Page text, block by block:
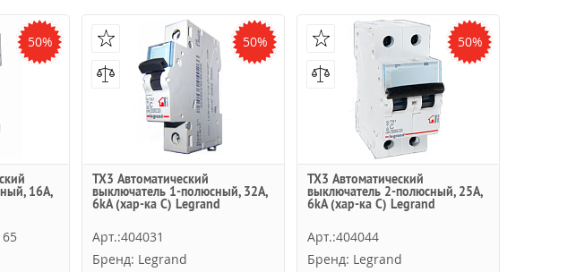
50%
16А,
50%
TX3 Автоматический
выключатель 1-полюсный, 32А,
6kА (хар-ка C) Legrand
Арт.:404031
Бренд: Legrand
50%
TX3 Автоматический
выключатель 2-полюсный, 25А,
6kА (хар-ка C) Legrand
Арт.:404044
Бренд: Legrand